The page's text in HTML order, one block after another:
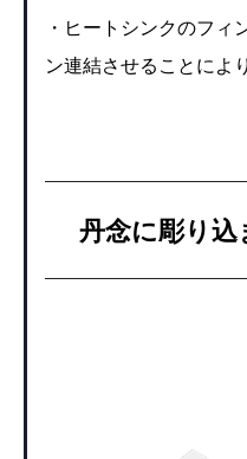
・ヒートシンクのフィ
ン連結させることによ
丹念に彫り込